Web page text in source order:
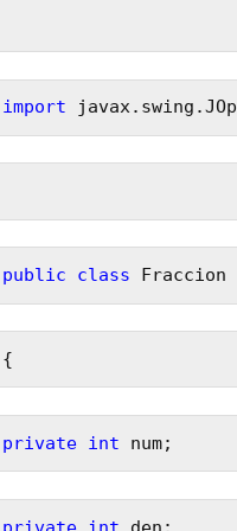
import
public class Fraccion
{
private int num;